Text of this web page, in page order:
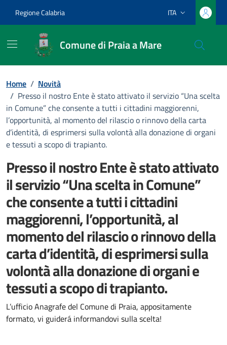
Regione Calabria Lingua attiva:
ITA
Comune di Praia a Mare
Home / Novità
/ Presso il nostro Ente è stato attivato il servizio “Una scelta
in Comune” che consente a tutti i cittadini maggiorenni,
l’opportunità, al momento del rilascio o rinnovo della carta
d’identità, di esprimersi sulla volontà alla donazione di organi
e tessuti a scopo di trapianto.
Presso il nostro Ente è stato attivato
il servizio “Una scelta in Comune”
che consente a tutti i cittadini
maggiorenni, l’opportunità, al
momento del rilascio o rinnovo della
carta d’identità, di esprimersi sulla
volontà alla donazione di organi e
tessuti a scopo di trapianto.
Dettagli della notizia
L’ufficio Anagrafe del Comune di Praia, appositamente
formato, vi guiderá informandovi sulla scelta!